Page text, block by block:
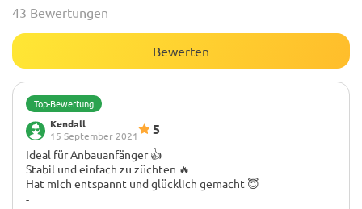
43 Bewertungen
Bewerten
Top-Bewertung
Kendall
15 September 2021
5
Ideal für Anbauanfänger 👍
Stabil und einfach zu züchten 🔥
Hat mich entspannt und glücklich gemacht 😇
-